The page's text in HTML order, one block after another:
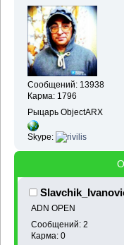
Сообщений: 13938
Карма: 1796
Рыцарь ObjectARX
Skype:
ADN OPEN
Сообщений: 2
Карма: 0